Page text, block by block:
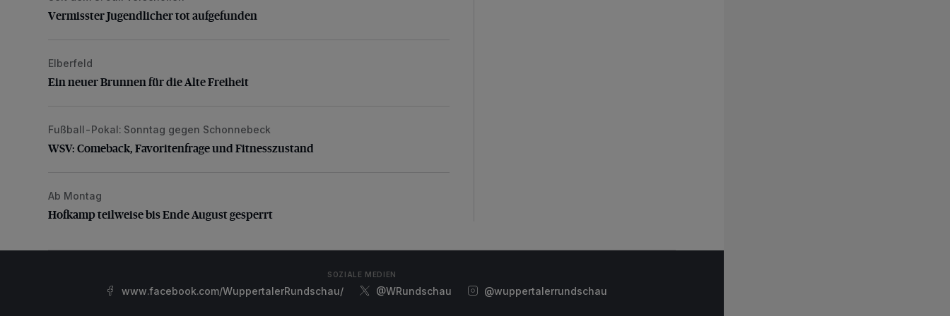
Vermisster Jugendlicher tot aufgefunden
Ein neuer Brunnen für die Alte Freiheit
Elberfeld
Ein neuer Brunnen für die Alte Freiheit
WSV: Comeback, Favoritenfrage und Fitnesszustand
Fußball-Pokal: Sonntag gegen Schonnebeck
WSV: Comeback, Favoritenfrage und Fitnesszustand
Hofkamp teilweise bis Ende August gesperrt
Ab Montag
Hofkamp teilweise bis Ende August gesperrt
SOZIALE MEDIEN
www.facebook.com/WuppertalerRundschau/ @WRundschau @wuppertalerrundschau